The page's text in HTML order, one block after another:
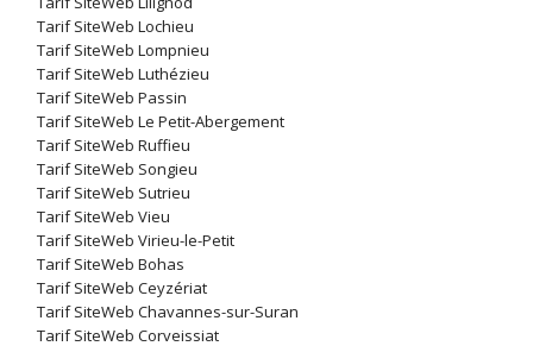
Tarif SiteWeb Lochieu
Tarif SiteWeb Lompnieu
Tarif SiteWeb Luthézieu
Tarif SiteWeb Passin
Tarif SiteWeb Le Petit-Abergement
Tarif SiteWeb Ruffieu
Tarif SiteWeb Songieu
Tarif SiteWeb Sutrieu
Tarif SiteWeb Vieu
Tarif SiteWeb Virieu-le-Petit
Tarif SiteWeb Bohas
Tarif SiteWeb Ceyzériat
Tarif SiteWeb Chavannes-sur-Suran
Tarif SiteWeb Corveissiat